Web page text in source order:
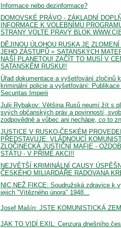
Informace nebo dezinformace?
DOMOVSKÉ PRÁVO - ZÁKLADNÍ
INFORMACE K VOLEBNÍMU
STRANY VOLTE PRAVÝ BLOK
DĚJINOU ÚLOHOU RUSKA JE
JEHO ZÁSTUPŮ = SATANSKÝCH
NAŠÍ PLANETOU! ZAČÍT TO MUSÍ V
SATANSKÉM RUSKU!!
Úřad dokumentace a vyšetřování zločinů
kriminální policie a vyšetřování:
Securitas Imperii
Julij Rybakov: Většina Rusů neumí žít s
svých občanských práv a povinností,
zodpovědně a vůbec ani nechápe, co to
JUSTICE V RUSKO-ČESKÉM
PŘEDSTAVUJE: VLÁDNOUCÍ
ZLOČINECKÁ JUSTIČNÍ MAFIE -
STÁTU - V PŘÍMÉ AKCI!!
NEJVĚTŠÍ KRIMINÁLNÍ CAUSY
ČESKÉHO MILIARDÁŘE RADOVANA
NIC NEŽ FIKCE: Soudružská zdravice k
jejich "Vítězného února" 1948...
Josef Mašín: JSTE KOMUNISTICKÁ
JAK TO VIDÍ EXIL: Cenzura dnešního